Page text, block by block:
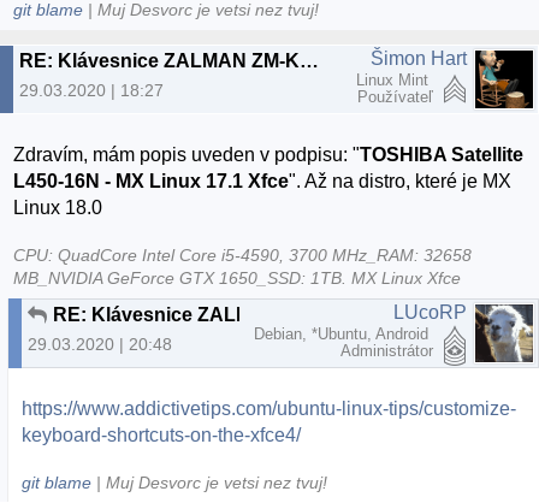
git blame | Muj Desvorc je vetsi nez tvuj!
RE: Klávesnice ZALMAN ZM-K200M
29.03.2020 | 18:27
Šimon Hart
Linux Mint
Používateľ
Zdravím, mám popis uveden v podpisu: "TOSHIBA Satellite
L450-16N - MX Linux 17.1 Xfce". Až na distro, které je MX
Linux 18.0
CPU: QuadCore Intel Core i5-4590, 3700 MHz_RAM: 32658
MB_NVIDIA GeForce GTX 1650_SSD: 1TB. MX Linux Xfce
29.03.2020 | 20:48
LUcoRP
Debian, *Ubuntu, Android
Administrátor
https://www.addictivetips.com/ubuntu-linux-tips/customize-
keyboard-shortcuts-on-the-xfce4/
git blame | Muj Desvorc je vetsi nez tvuj!